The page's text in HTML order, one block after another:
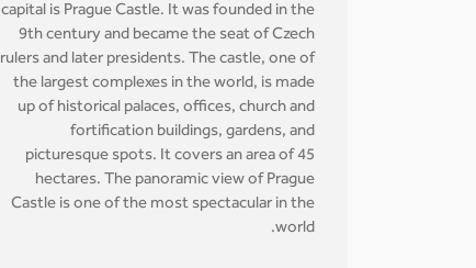
capital is Prague Castle. It was founded in the
9th century and became the seat of Czech
rulers and later presidents. The castle, one of
the largest complexes in the world, is made
up of historical palaces, offices, church and
fortification buildings, gardens, and
picturesque spots. It covers an area of 45
hectares. The panoramic view of Prague
Castle is one of the most spectacular in the
world.